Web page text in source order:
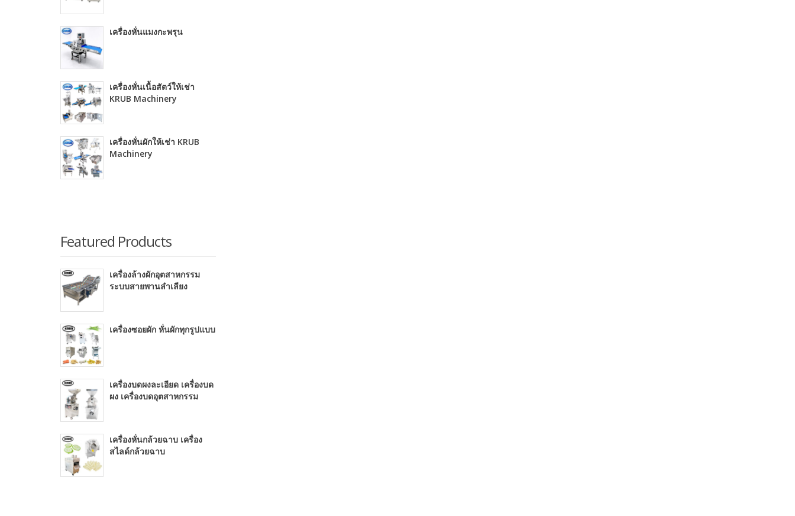
เครื่องหั่นแมงกะพรุน
เครื่องหั่นเนื้อสัตว์ให้เช่า
KRUB Machinery
เครื่องหั่นผักให้เช่า KRUB
Machinery
Featured Products
เครื่องล้างผักอุตสาหกรรม
ระบบสายพานลำเลียง
เครื่องซอยผัก หั่นผักทุกรูปแบบ
เครื่องบดผงละเอียด เครื่องบด
ผง เครื่องบดอุตสาหกรรม
เครื่องหั่นกล้วยฉาบ เครื่อง
สไลด์กล้วยฉาบ